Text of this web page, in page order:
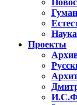
Проекты